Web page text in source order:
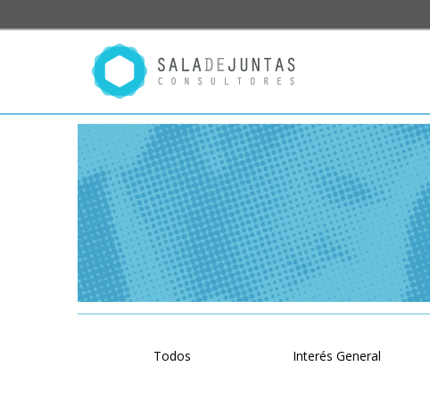
Todos Interés General